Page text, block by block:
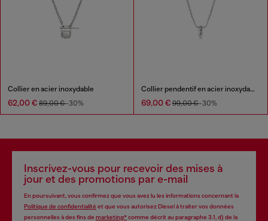
Collier en acier inoxydable
62,00 € 89,00 €-30%
Collier pendentif en acier inoxydable
69,00 € 99,00 €-30%
Inscrivez-vous pour recevoir des mises à
jour et des promotions par e-mail
En poursuivant, vous confirmez que vous avez lu les informations concernant la
Politique de confidentialité et que vous autorisez Diesel à traiter vos données
personnelles à des fins de marketing*comme décrit au paragraphe 3.1, d) de la